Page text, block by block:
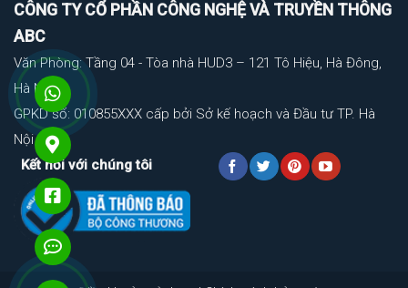
CÔNG TY CỔ PHẦN CÔNG NGHỆ VÀ TRUYỀN THÔNG
ABC
Văn Phòng: Tầng 04 - Tòa nhà HUD3 – 121 Tô Hiệu, Hà Đông,
Hà Nội
GPKD số: 010855XXX cấp bởi Sở kế hoạch và Đầu tư TP. Hà
Nội
Kết nối với chúng tôi